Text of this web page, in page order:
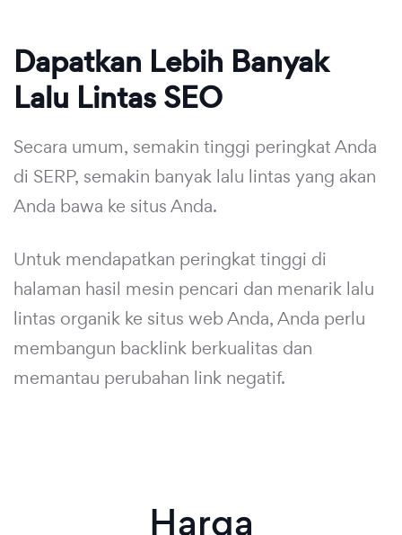
Dapatkan Lebih Banyak
Lalu Lintas SEO
Secara umum, semakin tinggi peringkat Anda
di SERP, semakin banyak lalu lintas yang akan
Anda bawa ke situs Anda.
Untuk mendapatkan peringkat tinggi di
halaman hasil mesin pencari dan menarik lalu
lintas organik ke situs web Anda, Anda perlu
membangun backlink berkualitas dan
memantau perubahan link negatif.
Harga